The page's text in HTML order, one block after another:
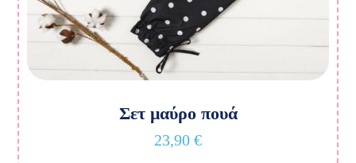
Σετ μαύρο πουά
23,90 €